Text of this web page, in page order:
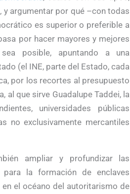
y argumentar por qué –con todas
es superior o preferible a
por hacer mayores y mejores
posible, apuntando a una
(el INE, parte del Estado, cada
por los recortes al presupuesto
que sirve Guadalupe Taddei, la
universidades públicas
no exclusivamente mercantiles
ampliar y profundizar las
la formación de enclaves
el océano del autoritarismo de